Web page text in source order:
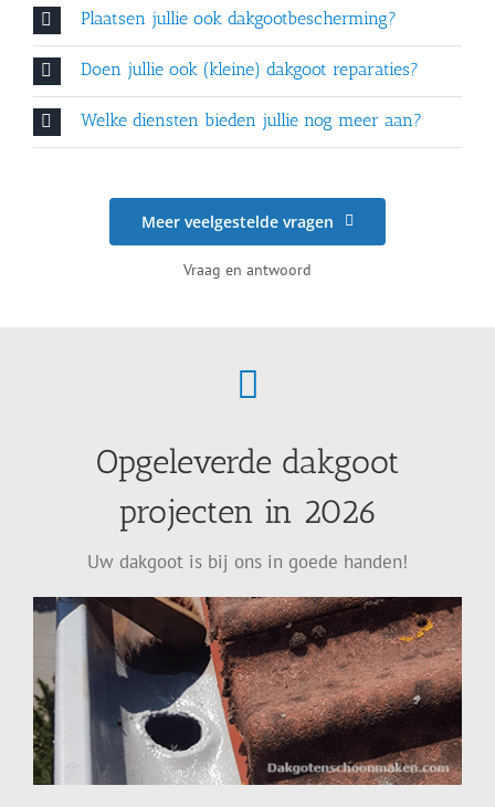
Plaatsen jullie ook dakgootbescherming?
Doen jullie ook (kleine) dakgoot reparaties?
Welke diensten bieden jullie nog meer aan?
Meer veelgestelde vragen
Vraag en antwoord
Opgeleverde dakgoot
projecten in 2026
Uw dakgoot is bij ons in goede handen!